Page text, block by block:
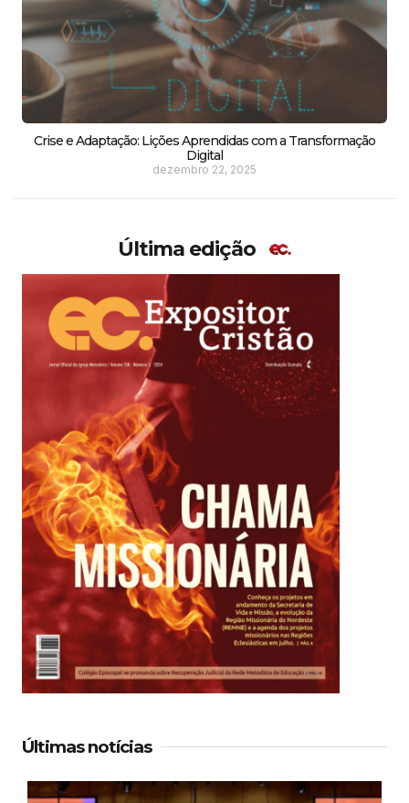
Crise e Adaptação: Lições Aprendidas com a Transformação
Digital
dezembro 22, 2025
Última edição
Últimas notícias